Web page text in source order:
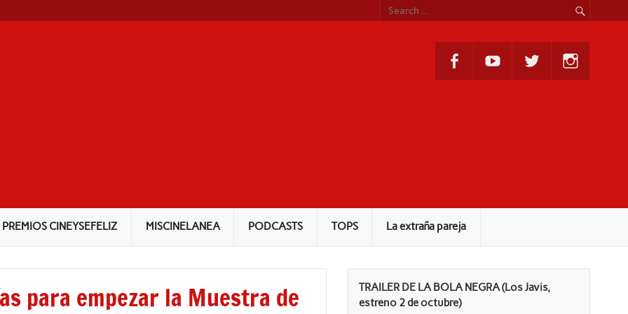
PREMIOS CINEYSEFELIZ MISCINELANEA PODCASTS TOPS La extraña pareja
para empezar la Muestra de
TRAILER DE LA BOLA NEGRA (Los Javis,
estreno 2 de octubre)